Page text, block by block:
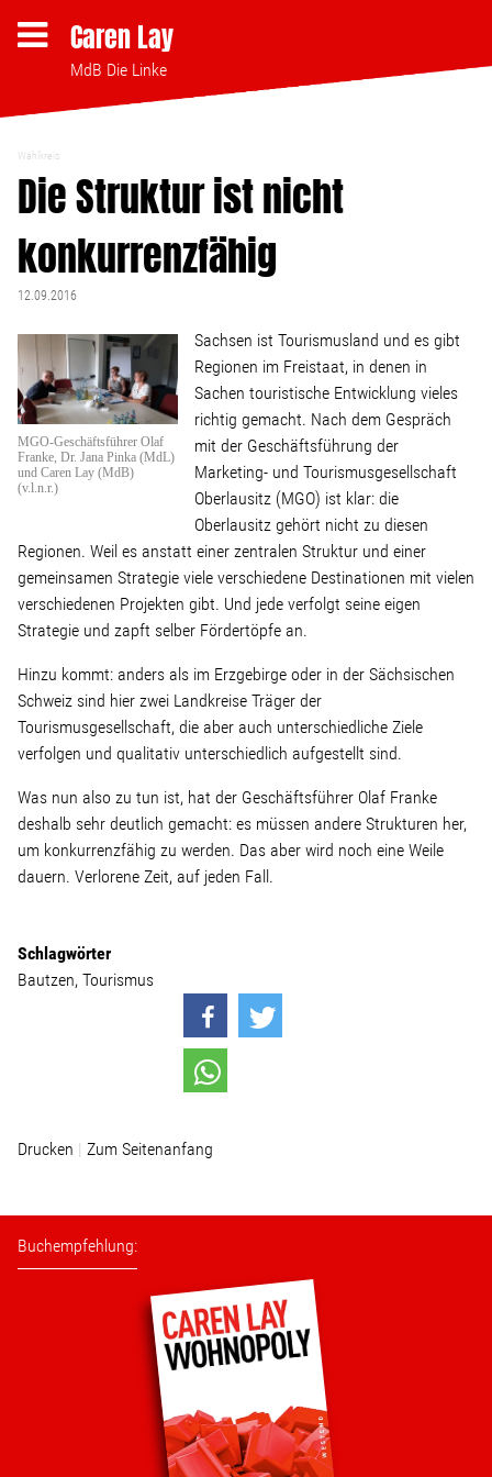
Caren Lay
MdB Die Linke
Themen
Bezahlbares Wohnen
Strukturwandel
Bodenpolitik
Linke Zukunftsdebatte
Sonstiges
Wahlkreis
Pressemitteilungen
Presse
Pressebilder
Stellenangebot
Mediathek
Über mich
Lebenslauf
Wahlkreis
Die Struktur ist nicht
konkurrenzfähig
12.09.2016
MGO-Geschäftsführer Olaf
Franke, Dr. Jana Pinka (MdL)
und Caren Lay (MdB)
(v.l.n.r.)
Sachsen ist Tourismusland und es gibt
Regionen im Freistaat, in denen in
Sachen touristische Entwicklung vieles
richtig gemacht. Nach dem Gespräch
mit der Geschäftsführung der
Marketing- und Tourismusgesellschaft
Oberlausitz (MGO) ist klar: die
Oberlausitz gehört nicht zu diesen
Regionen. Weil es anstatt einer zentralen Struktur und einer
gemeinsamen Strategie viele verschiedene Destinationen mit vielen
verschiedenen Projekten gibt. Und jede verfolgt seine eigen
Strategie und zapft selber Fördertöpfe an.
Hinzu kommt: anders als im Erzgebirge oder in der Sächsischen
Schweiz sind hier zwei Landkreise Träger der
Tourismusgesellschaft, die aber auch unterschiedliche Ziele
verfolgen und qualitativ unterschiedlich aufgestellt sind.
Was nun also zu tun ist, hat der Geschäftsführer Olaf Franke
deshalb sehr deutlich gemacht: es müssen andere Strukturen her,
um konkurrenzfähig zu werden. Das aber wird noch eine Weile
dauern. Verlorene Zeit, auf jeden Fall.
Schlagwörter
Bautzen Tourismus
Drucken Zum Seitenanfang
Buchempfehlung: